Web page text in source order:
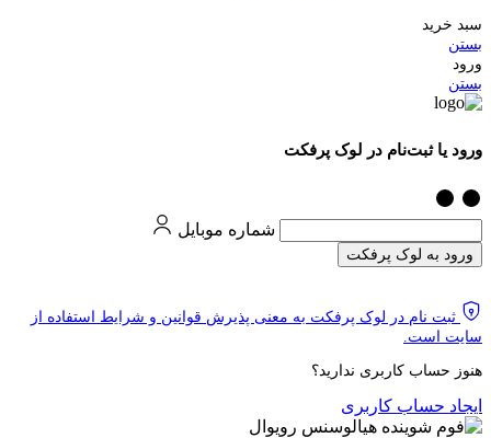
سبد خرید
بستن
ورود
بستن
ورود یا ثبت‌نام در لوک پرفکت
شماره موبایل
ورود به لوک پرفکت
ثبت نام در لوک پرفکت به معنی پذیرش قوانین و شرایط استفاده از
سایت است.
هنوز حساب کاربری ندارید؟
ایجاد حساب کاربری